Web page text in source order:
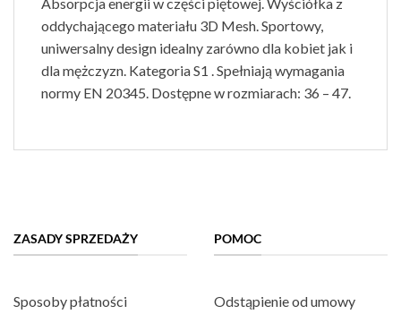
Absorpcja energii w części piętowej. Wyściółka z
oddychającego materiału 3D Mesh. Sportowy,
uniwersalny design idealny zarówno dla kobiet jak i
dla mężczyzn. Kategoria S1 . Spełniają wymagania
normy EN 20345. Dostępne w rozmiarach: 36 – 47.
ZASADY SPRZEDAŻY
Sposoby płatności
POMOC
Odstąpienie od umowy